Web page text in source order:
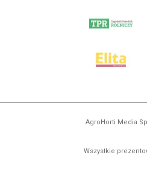
AgroHorti Media
Wszystkie